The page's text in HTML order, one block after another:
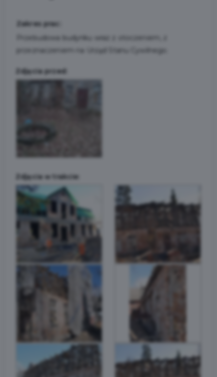
Zakres prac:
Przebudowa budynku wraz z otoczeniem, z
przeznaczeniem na Urząd Stanu Cywilnego.
Zdjęcia przed:
Zdjęcia w trakcie: